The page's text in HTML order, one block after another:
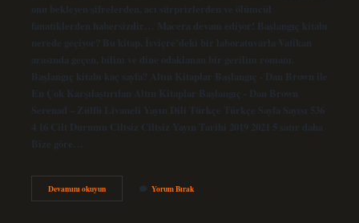
onu bekleyen şifrelerden, acı sürprizlerden ve ölümcül
fanatiklerden habersizdir… Macera devam ediyor! Başlangıç kitabı
nerede geçiyor? Bu kitap, İsviçre’deki bir laboratuvarla Vatikan
arasında geçen, bilim ve dine odaklanan bir gerilim romanı.
Başlangıç kitabı kaç sayfa? Altın Kitaplar Başlangıç ​​- Dan Brown ile
En Çok Karşılaştırılan Altın Kitaplar Başlangıç ​​- Dan Brown
Serenad – Zülfü Livaneli Yayın Dili Türkçe Türkçe Sayfa Sayısı 536
4 16 Cilt Durumu Ciltsiz Ciltsiz Yayın Tarihi 2019 2021 5 satır daha
Bize göre…
Devamını okuyunBaşlangıç
Kitabı
Yorum Bırak